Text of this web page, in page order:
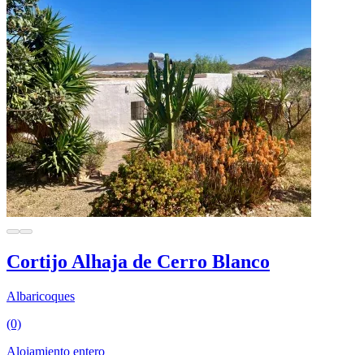
Cortijo Alhaja de Cerro Blanco
Albaricoques
(0)
Alojamiento entero